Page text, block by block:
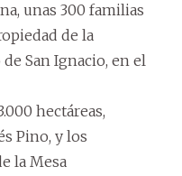
unas 300 familias
de la
San Ignacio, en el
hectáreas,
Pino, y los
la Mesa